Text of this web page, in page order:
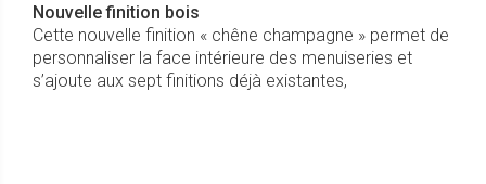
Nouvelle finition bois
Cette nouvelle finition « chêne champagne » permet de
personnaliser la face intérieure des menuiseries et
s’ajoute aux sept finitions déjà existantes,